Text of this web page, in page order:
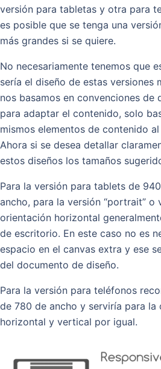
versión para tabletas y otra para
es posible que se tenga una
más grandes si se quiere.
No necesariamente tenemos que
sería el diseño de estas versiones
nos basamos en convenciones de
para adaptar el contenido, solo
mismos elementos de contenido
Ahora si se desea detallar
estos diseños los tamaños
Para la versión para tablets de
ancho, para la versión “portrait” o
orientación horizontal
de escritorio. En este caso no es
espacio en el canvas extra y ese
del documento de diseño.
Para la versión para teléfonos
de 780 de ancho y serviría para la
horizontal y vertical por igual.